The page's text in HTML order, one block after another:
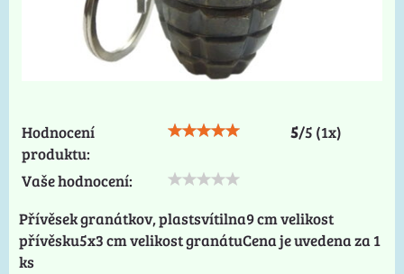
Hodnocení
produktu:
5/5 (1x)
Vaše hodnocení:
Přívěsek granátkov, plastsvítilna9 cm velikost
přívěsku5x3 cm velikost granátuCena je uvedena za 1
ks